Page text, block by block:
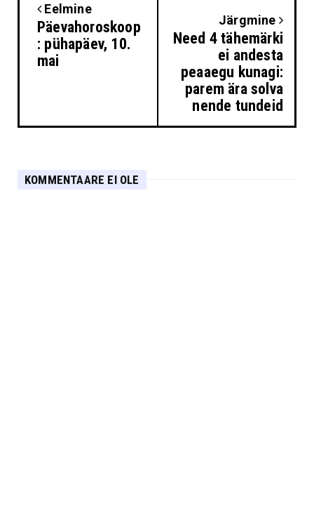
Eelmine
Päevahoroskoop
: pühapäev, 10.
mai
Järgmine
Need 4 tähemärki
ei andesta
peaaegu kunagi:
parem ära solva
nende tundeid
KOMMENTAARE EI OLE